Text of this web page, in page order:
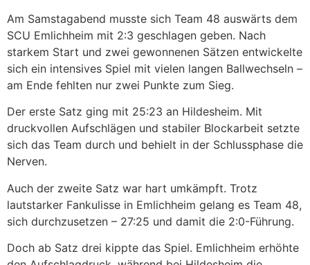
Am Samstagabend musste sich Team 48 auswärts dem
SCU Emlichheim mit 2:3 geschlagen geben. Nach
starkem Start und zwei gewonnenen Sätzen entwickelte
sich ein intensives Spiel mit vielen langen Ballwechseln –
am Ende fehlten nur zwei Punkte zum Sieg.
Der erste Satz ging mit 25:23 an Hildesheim. Mit
druckvollen Aufschlägen und stabiler Blockarbeit setzte
sich das Team durch und behielt in der Schlussphase die
Nerven.
Auch der zweite Satz war hart umkämpft. Trotz
lautstarker Fankulisse in Emlichheim gelang es Team 48,
sich durchzusetzen – 27:25 und damit die 2:0-Führung.
Doch ab Satz drei kippte das Spiel. Emlichheim erhöhte